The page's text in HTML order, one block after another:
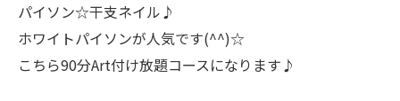
パイソン☆干支ネイル♪
ホワイトパイソンが人気です(^^)☆
こちら90分Art付け放題コースになります♪